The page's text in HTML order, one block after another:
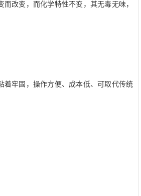
改变，而化学特性不变，其无毒无味，
着牢固，操作方便、成本低、可取代传统